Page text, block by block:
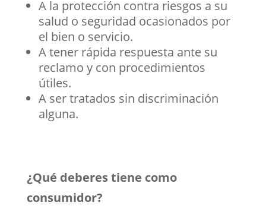
A la protección contra riesgos a su
salud o seguridad ocasionados por
el bien o servicio.
A tener rápida respuesta ante su
reclamo y con procedimientos
útiles.
A ser tratados sin discriminación
alguna.
¿Qué deberes tiene como
consumidor?